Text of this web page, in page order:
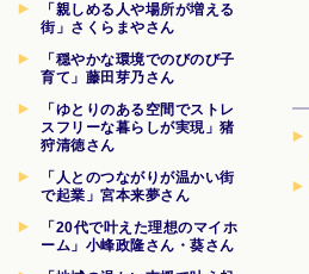
「親しめる人や場所が増える
街」さくらまやさん
「穏やかな環境でのびのび子
育て」藤田芽乃さん
「ゆとりのある空間でストレ
スフリーな暮らしが実現」猪
狩清徳さん
「人とのつながりが温かい街
で起業」宮本来夢さん
「20代で叶えた理想のマイホ
ーム」小峰政隆さん・葵さん